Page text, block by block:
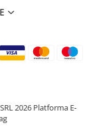
2026 Platforma E-